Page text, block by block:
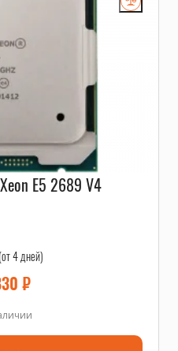
E5 2689 V4
4 дней)
₽